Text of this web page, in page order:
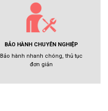
BẢO HÀNH CHUYÊN NGHIỆP
Bảo hành nhanh chóng, thủ tục
đơn giản